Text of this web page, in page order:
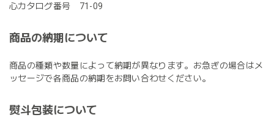
心カタログ番号 71-09
商品の納期について
商品の種類や数量によって納期が異なります。お急ぎの場合はメ
ッセージで各商品の納期をお問い合わせください。
熨斗包装について